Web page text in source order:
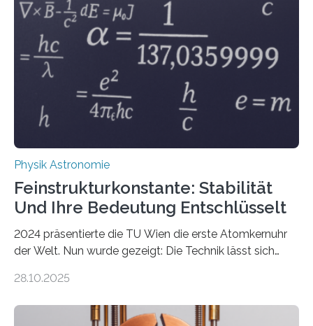
Physik Astronomie
Feinstrukturkonstante: Stabilität
Und Ihre Bedeutung Entschlüsselt
2024 präsentierte die TU Wien die erste Atomkernuhr
der Welt. Nun wurde gezeigt: Die Technik lässt sich
fundamentalen Physik nachzugehen. Thorium-
Messungen verwenden. Das hatte man jahrzehntelang
28.10.2025